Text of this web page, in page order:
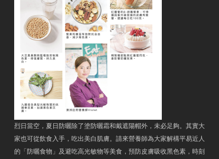
烈日當空，夏日防曬除了塗防曬霜和戴遮陽帽外，未必足夠。其實大
家也可從飲食入手，吃出美白肌膚。請來營養師為大家解構平易近人
的「防曬食物」及避吃高光敏物等美食，預防皮膚吸收黑色素，時刻